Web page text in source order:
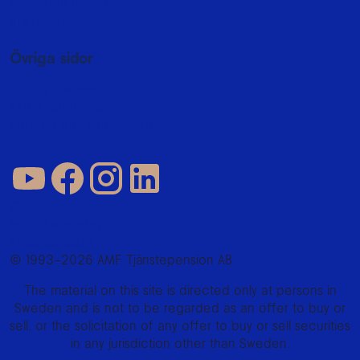
Övriga sidor
© 1993–2026 AMF Tjänstepension AB
The material on this site is directed only at persons in
Sweden and is not to be regarded as an offer to buy or
sell, or the solicitation of any offer to buy or sell securities
in any jurisdiction other than Sweden.